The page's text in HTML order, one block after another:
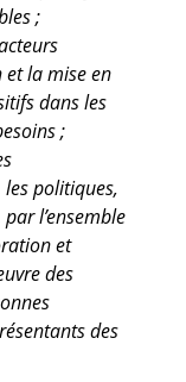
;
et la mise en
dans les
;
les politiques,
l’ensemble
et
des
des